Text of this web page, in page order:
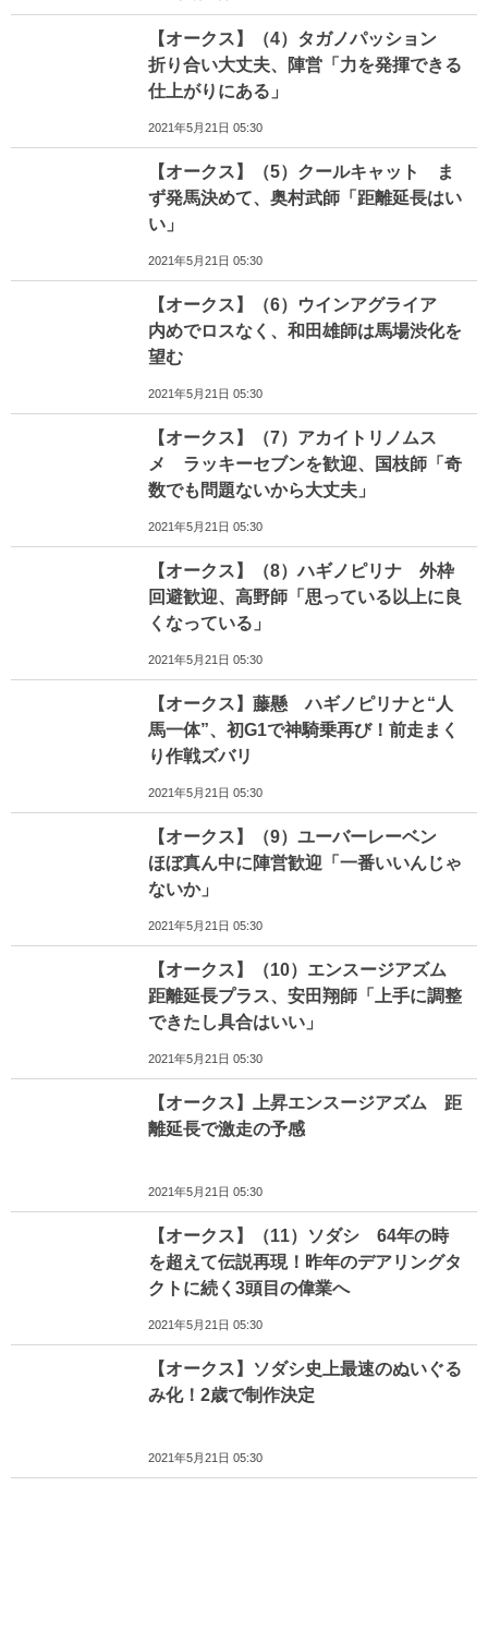
【オークス】（4）タガノパッション
折り合い大丈夫、陣営「力を発揮できる
仕上がりにある」
2021年5月21日 05:30
【オークス】（5）クールキャット ま
ず発馬決めて、奥村武師「距離延長はい
い」
2021年5月21日 05:30
【オークス】（6）ウインアグライア
内めでロスなく、和田雄師は馬場渋化を
望む
2021年5月21日 05:30
【オークス】（7）アカイトリノムス
メ ラッキーセブンを歓迎、国枝師「奇
数でも問題ないから大丈夫」
2021年5月21日 05:30
【オークス】（8）ハギノピリナ 外枠
回避歓迎、高野師「思っている以上に良
くなっている」
2021年5月21日 05:30
【オークス】藤懸 ハギノピリナと“人
馬一体”、初G1で神騎乗再び！前走まく
り作戦ズバリ
2021年5月21日 05:30
【オークス】（9）ユーバーレーベン
ほぼ真ん中に陣営歓迎「一番いいんじゃ
ないか」
2021年5月21日 05:30
【オークス】（10）エンスージアズム
距離延長プラス、安田翔師「上手に調整
できたし具合はいい」
2021年5月21日 05:30
【オークス】上昇エンスージアズム 距
離延長で激走の予感
2021年5月21日 05:30
【オークス】（11）ソダシ 64年の時
を超えて伝説再現！昨年のデアリングタ
クトに続く3頭目の偉業へ
2021年5月21日 05:30
【オークス】ソダシ史上最速のぬいぐる
み化！2歳で制作決定
2021年5月21日 05:30